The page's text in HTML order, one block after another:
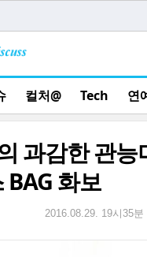
컬처@ Tech 연
과감한 관능
BAG 화보
2016.08.29. 19시35분